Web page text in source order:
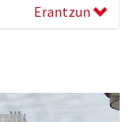
Erantzun